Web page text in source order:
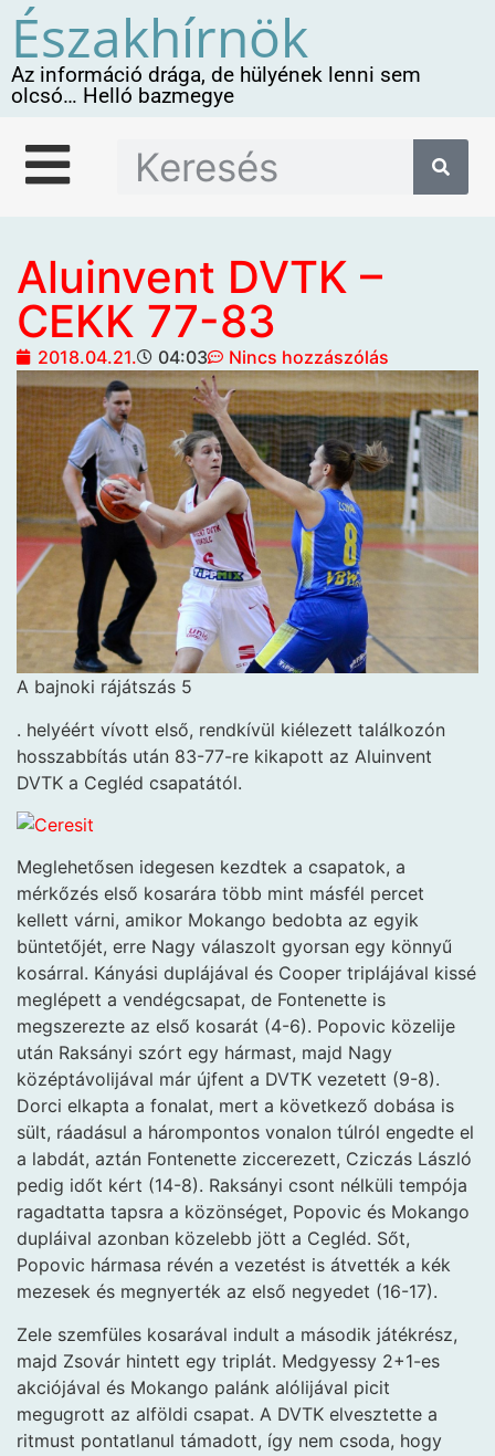
Északhírnök
Az információ drága, de hülyének lenni sem
olcsó… Helló bazmegye
Aluinvent DVTK –
CEKK 77-83
2018.04.21. 04:03 Nincs hozzászólás
A bajnoki rájátszás 5
. helyéért vívott első, rendkívül kiélezett találkozón
hosszabbítás után 83-77-re kikapott az Aluinvent
DVTK a Cegléd csapatától.
Meglehetősen idegesen kezdtek a csapatok, a
mérkőzés első kosarára több mint másfél percet
kellett várni, amikor Mokango bedobta az egyik
büntetőjét, erre Nagy válaszolt gyorsan egy könnyű
kosárral. Kányási duplájával és Cooper triplájával kissé
meglépett a vendégcsapat, de Fontenette is
megszerezte az első kosarát (4-6). Popovic közelije
után Raksányi szórt egy hármast, majd Nagy
középtávolijával már újfent a DVTK vezetett (9-8).
Dorci elkapta a fonalat, mert a következő dobása is
sült, ráadásul a hárompontos vonalon túlról engedte el
a labdát, aztán Fontenette ziccerezett, Cziczás László
pedig időt kért (14-8). Raksányi csont nélküli tempója
ragadtatta tapsra a közönséget, Popovic és Mokango
dupláival azonban közelebb jött a Cegléd. Sőt,
Popovic hármasa révén a vezetést is átvették a kék
mezesek és megnyerték az első negyedet (16-17).
Zele szemfüles kosarával indult a második játékrész,
majd Zsovár hintett egy triplát. Medgyessy 2+1-es
akciójával és Mokango palánk alólijával picit
megugrott az alföldi csapat. A DVTK elvesztette a
ritmust pontatlanul támadott, így nem csoda, hogy